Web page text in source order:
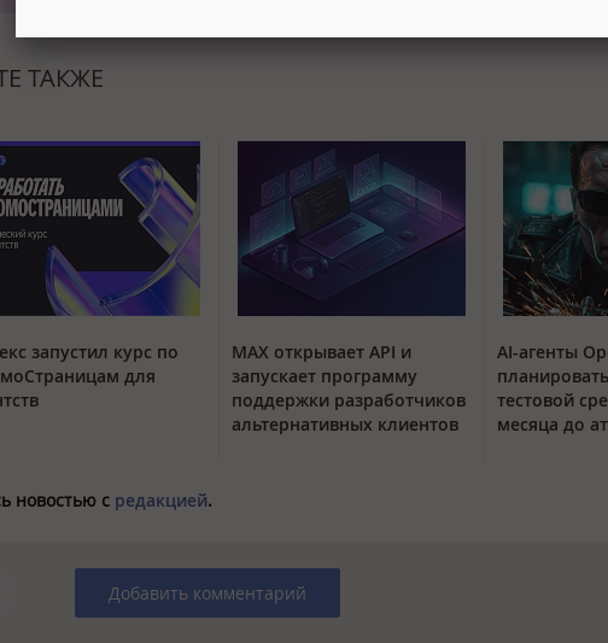
ТАКЖЕ
запустил курс по
для
MAX открывает API и
запускает программу
поддержки разработчиков
альтернативных клиентов
AI-агенты
тестовой
месяца до
новостью с редакцией.
Добавить комментарий